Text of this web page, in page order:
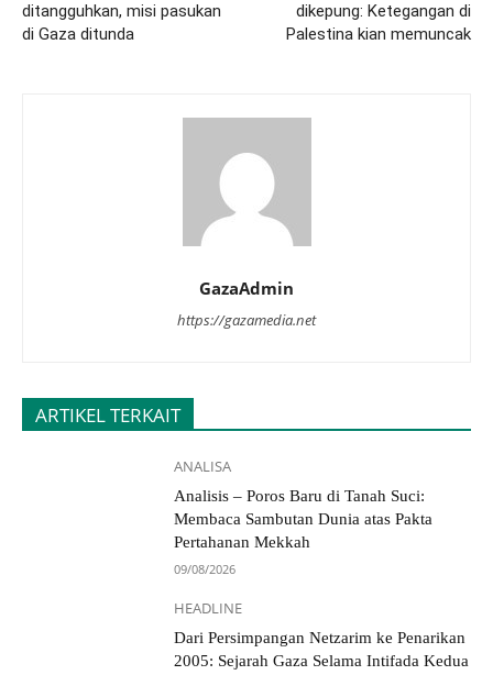
ditangguhkan, misi pasukan
di Gaza ditunda
dikepung: Ketegangan di
Palestina kian memuncak
GazaAdmin
https://gazamedia.net
ARTIKEL TERKAIT
ANALISA
Analisis – Poros Baru di Tanah Suci:
Membaca Sambutan Dunia atas Pakta
Pertahanan Mekkah
09/08/2026
HEADLINE
Dari Persimpangan Netzarim ke Penarikan
2005: Sejarah Gaza Selama Intifada Kedua